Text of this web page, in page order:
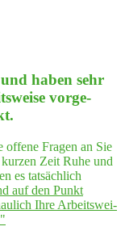
haben sehr
vor­ge­
offene Fragen an Sie
Zeit Ruhe und
es tatsächlich
auf den Punkt
Ihre Arbeits­wei­